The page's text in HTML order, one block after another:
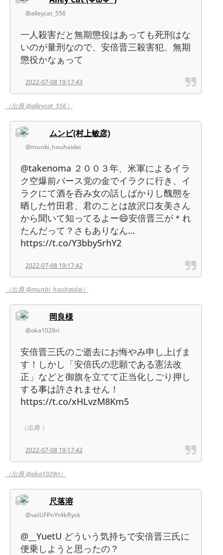
@alleycat_556
一人殺害だと無期懲役はあっても死刑はな
いのが量刑なので、安倍晋三殺害犯、無期
懲役かなぁって
2022-07-08 19:17:43
（出典 @alleycat_556）
ムンビ(村上敏彦)
@munbi_houhaidai
@takenoma ２００３年、米軍によるイラ
ク空爆前バース党の金でイラクに行き、イ
ラクにて酒を呑み女の話しばかりし醜態を
晒した竹田君、君のことは故沢口友美さん
から聞いて知ってるよー😄安倍晋三が＊れ
たんだって？さもありなん…
https://t.co/Y3bby5rhY2
2022-07-08 19:17:42
（出典 @munbi_houhaidai）
岡良様
@oka1029ri
安倍晋三氏のご逝去にお悔やみ申し上げま
す！しかし「安倍氏の悲願である憲法改
正」などと御旗を立てて正当化しごり押し
する事は許されません！
https://t.co/xHLvzM8Km5
（出典 ）
2022-07-08 19:17:42
（出典 @oka1029ri）
尺落溶
@vaIUFPnYt4kRyck
@__YuetU どういう気持ちで安倍晋三氏に
便乗しようと思ったの？